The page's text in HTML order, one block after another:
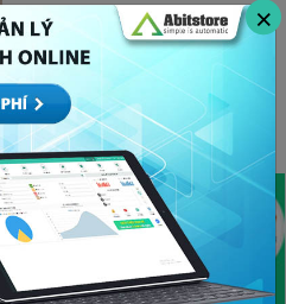
×
Mách bạn 9 ý tưởng
kinh doanh vốn ít cực
kỳ…
27/05/2020